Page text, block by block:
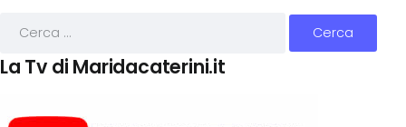
La Tv di Maridacaterini.it